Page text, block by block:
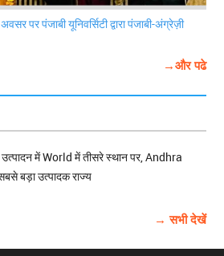
पर पंजाबी यूनिवर्सिटी द्वारा पंजाबी-अंग्रेज़ी
→और पढे
में World में तीसरे स्थान पर, Andhra
बड़ा उत्पादक राज्य
→ सभी देखें